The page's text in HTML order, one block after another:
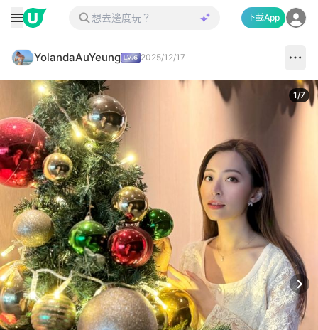
下載App
YolandaAuYeung 2025/12/17
1/7